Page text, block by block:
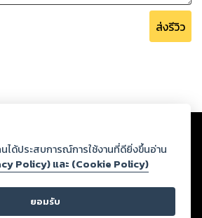
ส่งรีวิว
ลดผ่านเว็บไซต์และปรากฏว่าละเมิดสิทธิใน
อื่นหรือขัดต่อกฎหมายและศีลธรรม ดังนั้น ผู้อ่าน
การกลั่นกรองด้วยตนเอง และหากท่านพบว่าส่วน
ลธรรม กรุณาแจ้งมายังบริษัท เพื่อทีมงานจะได้
สตอรี่ล็อกขอสงวนลิขสิทธิ์ตามพระราชบัญญัติ
)
ได้ประสบการณ์การใช้งานที่ดียิ่งขึ้นอ่าน
Policy) และ (Cookie Policy)
ยอมรับ